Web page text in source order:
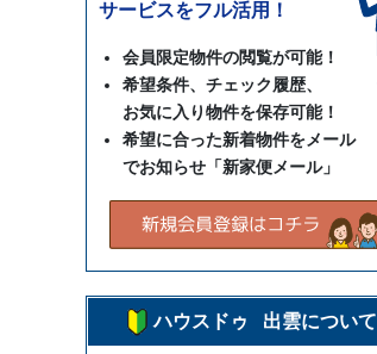
サービスをフル活用！
会員限定物件の閲覧が可能！
希望条件、チェック履歴、
お気に入り物件を保存可能！
希望に合った新着物件をメール
でお知らせ「新家便メール」
ハウスドゥ 出雲について